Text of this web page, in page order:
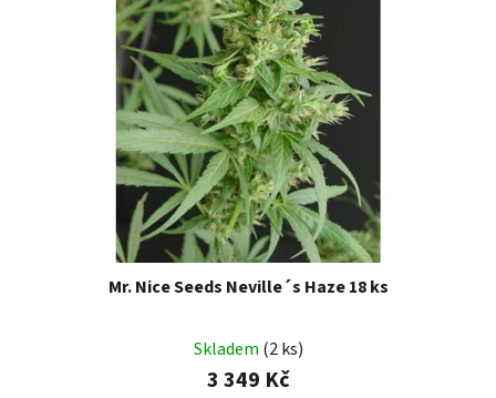
Mr. Nice Seeds Neville´s Haze 18 ks
Skladem (2 ks)
3 349 Kč